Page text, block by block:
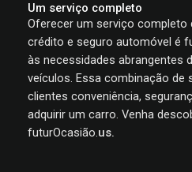
Um serviço completo
Oferecer um serviço completo
crédito e seguro automóvel é
às necessidades abrangentes
veículos. Essa combinação de
clientes conveniência,
adquirir um carro. Venha
futurOcasião.us.